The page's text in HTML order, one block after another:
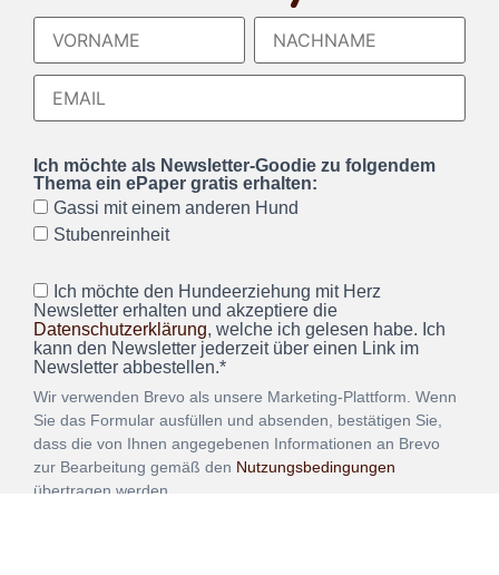
Ich möchte als Newsletter-Goodie zu folgendem
Thema ein ePaper gratis erhalten:
Gassi mit einem anderen Hund
Stubenreinheit
Ich möchte den Hundeerziehung mit Herz
Newsletter erhalten und akzeptiere die
Datenschutzerklärung, welche ich gelesen habe. Ich
kann den Newsletter jederzeit über einen Link im
Newsletter abbestellen.*
Wir verwenden Brevo als unsere Marketing-Plattform. Wenn
Sie das Formular ausfüllen und absenden, bestätigen Sie,
dass die von Ihnen angegebenen Informationen an Brevo
zur Bearbeitung gemäß den Nutzungsbedingungen
übertragen werden.